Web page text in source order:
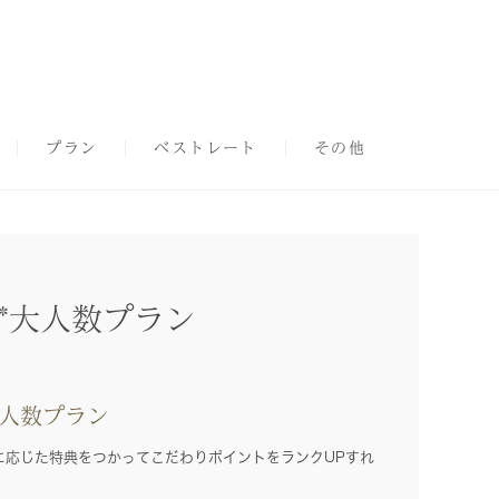
プラン ベストレート その他
人数プラン
数プラン
じた特典をつかってこだわりポイントをランクUPすれ